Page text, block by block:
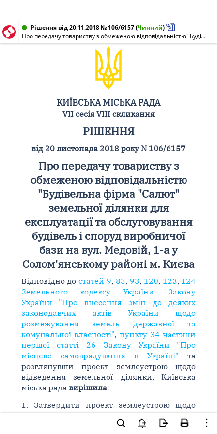
Рішення від 20.11.2018 № 106/6157(Чинний)
Про передачу товариству з обмеженою відповідальністю "Будівельна фірма "Салют" земельної ділянки для експлуатації та обслуговування будівель і споруд виробничої бази на вул. Медовій, 1-а у Солом'янському районі м. Києва
КИЇВСЬКА МІСЬКА РАДА
VII сесія VIII скликання
РІШЕННЯ
від 20 листопада 2018 року N 106/6157
Про передачу товариству з
обмеженою відповідальністю
"Будівельна фірма "Салют"
земельної ділянки для
експлуатації та обслуговування
будівель і споруд виробничої
бази на вул. Медовій, 1-а у
Солом'янському районі м. Києва
Відповідно достатей 9, 83, 93, 120, 123, 124
Земельного кодексу України, Закону
України "Про внесення змін до деяких
законодавчих актів України щодо
розмежування земель державної та
комунальної власності", пункту 34 частини
першої статті 26 Закону України "Про
місцеве самоврядування в Україні" та
розглянувши проект землеустрою щодо
відведення земельної ділянки, Київська
міська рада вирішила:
1. Затвердити проект землеустрою щодо
обмеженою відповідальністю "Будівельна